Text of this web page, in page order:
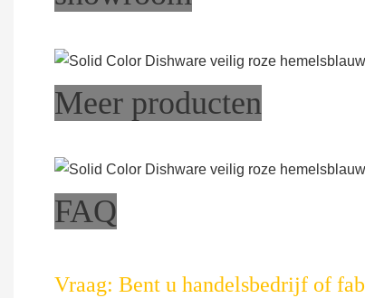
Meer producten
FAQ
Vraag: Bent u handelsbedrijf of